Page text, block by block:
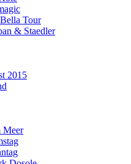
Tour
& Staedler
2015
Meer